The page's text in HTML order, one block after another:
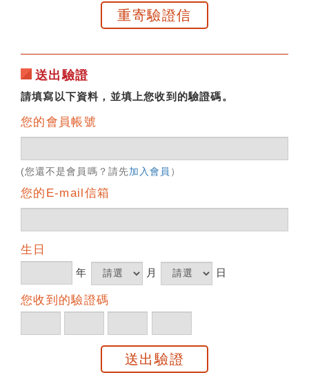
重寄驗證信
送出驗證
請填寫以下資料，並填上您收到的驗證碼。
您的會員帳號
(您還不是會員嗎？請先加入會員 ）
您的E-mail信箱
生日
年 月 日
您收到的驗證碼
送出驗證